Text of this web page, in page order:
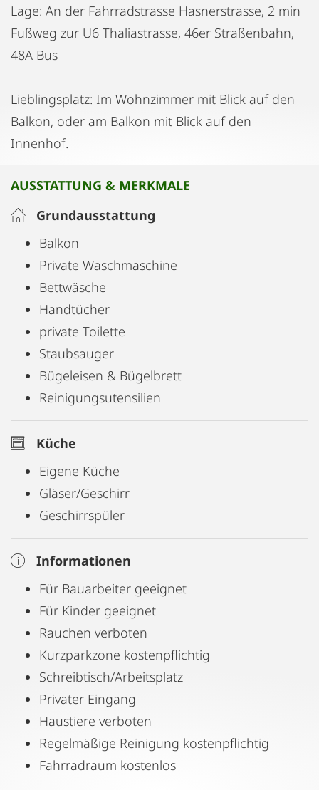
Lage: An der Fahrradstrasse Hasnerstrasse, 2 min
Fußweg zur U6 Thaliastrasse, 46er Straßenbahn,
48A Bus
Lieblingsplatz: Im Wohnzimmer mit Blick auf den
Balkon, oder am Balkon mit Blick auf den
Innenhof.
AUSSTATTUNG & MERKMALE
Grundausstattung
Balkon
Private Waschmaschine
Bettwäsche
Handtücher
private Toilette
Staubsauger
Bügeleisen & Bügelbrett
Reinigungsutensilien
Küche
Eigene Küche
Gläser/Geschirr
Geschirrspüler
Informationen
Für Bauarbeiter geeignet
Für Kinder geeignet
Rauchen verboten
Kurzparkzone kostenpflichtig
Schreibtisch/Arbeitsplatz
Privater Eingang
Haustiere verboten
Regelmäßige Reinigung kostenpflichtig
Fahrradraum kostenlos